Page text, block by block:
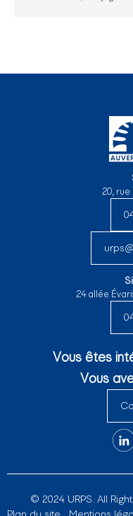
20, rue
24 allée
Vous êtes
Vous
© 2024 URPS. All